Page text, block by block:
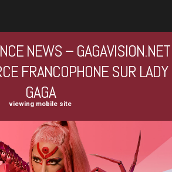
NEWS – GAGAVISION.NET
FRANCOPHONE SUR LADY
GAGA
viewing mobile site